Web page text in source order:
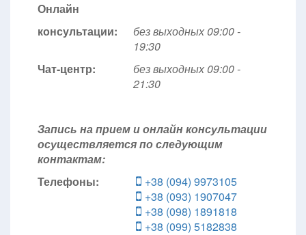
Онлайн
консультации:
без выходных 09:00 -
19:30
Чат-центр:
без выходных 09:00 -
21:30
Запись на прием и онлайн консультации
осуществляется по следующим
контактам:
Телефоны:
+38 (094) 9973105
+38 (093) 1907047
+38 (098) 1891818
+38 (099) 5182838